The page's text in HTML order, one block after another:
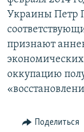
Украины Петр
признают
оккупацию
Поделиться